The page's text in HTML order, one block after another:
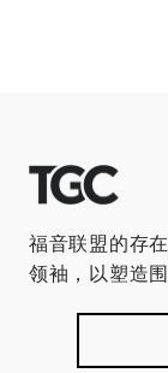
福音联盟的存
领袖，以塑造